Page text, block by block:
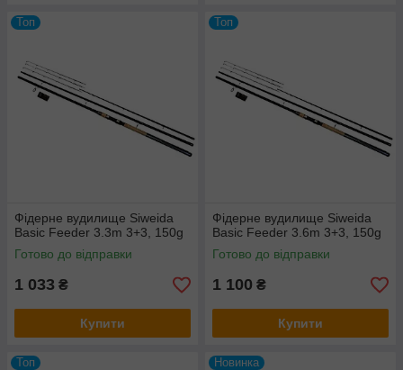
Топ
Фідерне вудилище Siweida
Basic Feeder 3.3m 3+3, 150g
Готово до відправки
1 033 ₴
Купити
Топ
Фідерне вудилище Siweida
Basic Feeder 3.6m 3+3, 150g
Готово до відправки
1 100 ₴
Купити
Топ Новинка